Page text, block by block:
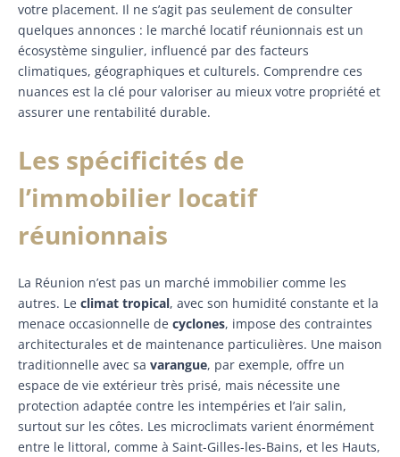
votre placement. Il ne s’agit pas seulement de consulter
quelques annonces : le marché locatif réunionnais est un
écosystème singulier, influencé par des facteurs
climatiques, géographiques et culturels. Comprendre ces
nuances est la clé pour valoriser au mieux votre propriété et
assurer une rentabilité durable.
Les spécificités de
l’immobilier locatif
réunionnais
La Réunion n’est pas un marché immobilier comme les
autres. Le climat tropical, avec son humidité constante et la
menace occasionnelle de cyclones, impose des contraintes
architecturales et de maintenance particulières. Une maison
traditionnelle avec sa varangue, par exemple, offre un
espace de vie extérieur très prisé, mais nécessite une
protection adaptée contre les intempéries et l’air salin,
surtout sur les côtes. Les microclimats varient énormément
entre le littoral, comme à Saint-Gilles-les-Bains, et les Hauts,